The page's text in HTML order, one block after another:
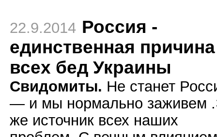
22.9.2014 Россия -
единственная причина
всех бед Украины
Свидомиты. Не станет
— и мы нормально заживем
же источник всех наших